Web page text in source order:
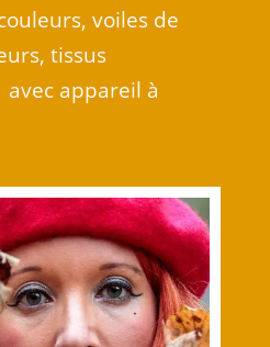
voiles de
tissus
appareil à